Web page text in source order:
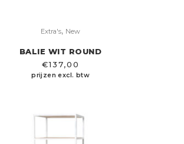
Extra's, New
BALIE WIT ROUND
€137,00
prijzen excl. btw